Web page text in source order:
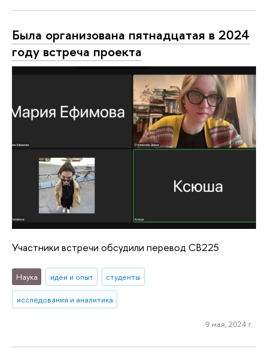
Была организована пятнадцатая в 2024
году встреча проекта
Участники встречи обсудили перевод CB225
Наука идеи и опыт студенты
исследования и аналитика
9 мая, 2024 г.